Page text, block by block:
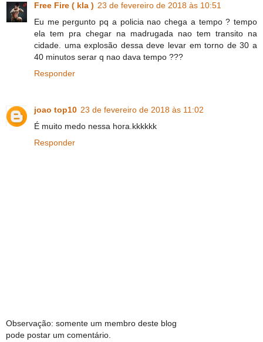
Free Fire ( kla ) 23 de fevereiro de 2018 às 10:51
Eu me pergunto pq a policia nao chega a tempo ? tempo
ela tem pra chegar na madrugada nao tem transito na
cidade. uma explosão dessa deve levar em torno de 30 a
40 minutos serar q nao dava tempo ???
Responder
joao top10 23 de fevereiro de 2018 às 11:02
É muito medo nessa hora.kkkkkk
Responder
Observação: somente um membro deste blog
pode postar um comentário.